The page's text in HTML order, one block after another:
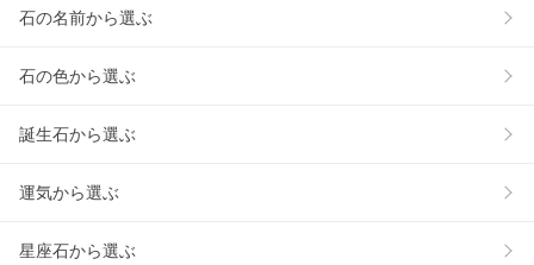
石の名前から選ぶ
石の色から選ぶ
誕生石から選ぶ
運気から選ぶ
星座石から選ぶ